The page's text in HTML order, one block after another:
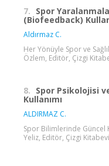
7. Spor
(Biofeedback)
Aldırmaz C.
Her Yönüyle Spor ve
Özlem, Editör, Çizgi
8. Spor Psikolojisi
Kullanımı
ALDIRMAZ C.
Spor Bilimlerinde Güncel
Yeliz, Editör, Çizgi